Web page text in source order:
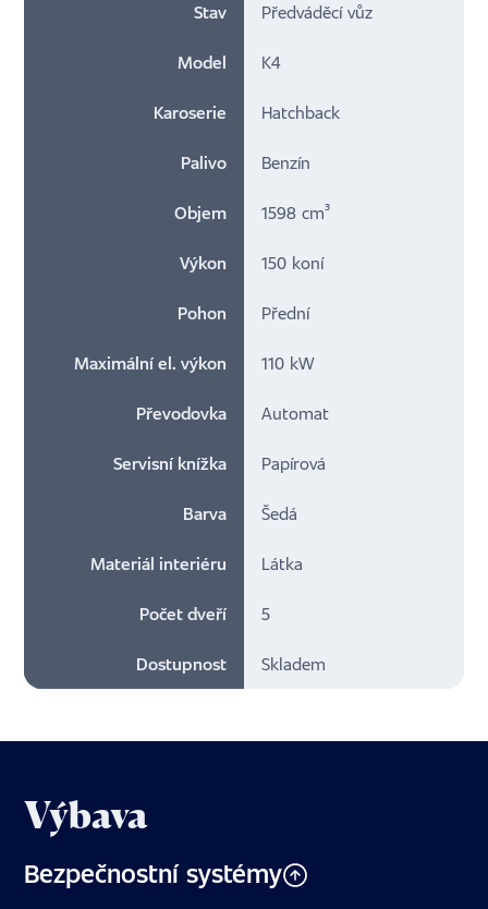
Stav Předváděcí vůz
Model K4
Karoserie Hatchback
Palivo Benzín
Objem 1598 cm³
Výkon 150 koní
Pohon Přední
Maximální el. výkon 110 kW
Převodovka Automat
Servisní knížka Papírová
Barva Šedá
Materiál interiéru Látka
Počet dveří 5
Dostupnost Skladem
Výbava
Bezpečnostní systémy